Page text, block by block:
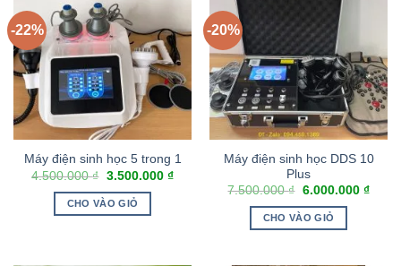
-22%
Máy điện sinh học 5 trong 1
4.500.000₫ 3.500.000 ₫
CHO VÀO GIỎ
-20%
Máy điện sinh học DDS 10
Plus
7.500.000₫ 6.000.000 ₫
CHO VÀO GIỎ